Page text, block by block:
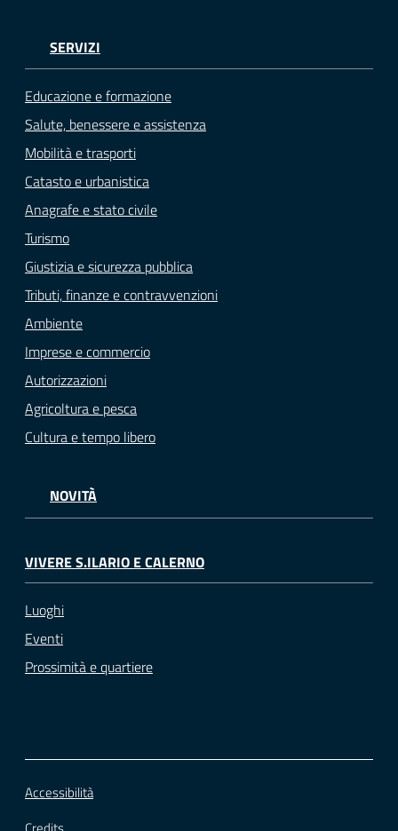
SERVIZI
Educazione e formazione
Salute, benessere e assistenza
Mobilità e trasporti
Catasto e urbanistica
Anagrafe e stato civile
Turismo
Giustizia e sicurezza pubblica
Tributi, finanze e contravvenzioni
Ambiente
Imprese e commercio
Autorizzazioni
Agricoltura e pesca
Cultura e tempo libero
NOVITÀ
VIVERE S.ILARIO E CALERNO
Luoghi
Eventi
Prossimità e quartiere
Accessibilità